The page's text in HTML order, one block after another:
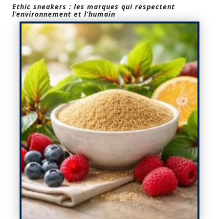
Ethic sneakers : les marques qui respectent
l’environnement et l’humain